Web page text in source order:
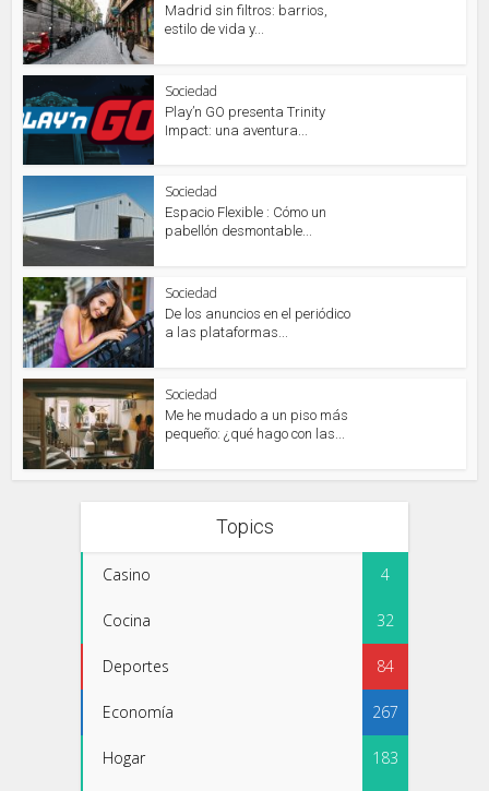
Madrid sin filtros: barrios,
estilo de vida y...
Sociedad
Play’n GO presenta Trinity
Impact: una aventura...
Sociedad
Espacio Flexible : Cómo un
pabellón desmontable...
Sociedad
De los anuncios en el periódico
a las plataformas...
Sociedad
Me he mudado a un piso más
pequeño: ¿qué hago con las...
Topics
Casino 4
Cocina 32
Deportes 84
Economía 267
Hogar 183